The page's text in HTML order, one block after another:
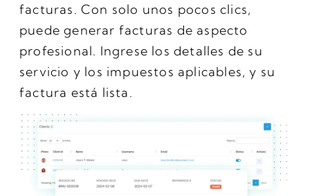
facturas. Con solo unos pocos clics,
puede generar facturas de aspecto
profesional. Ingrese los detalles de su
servicio y los impuestos aplicables, y su
factura está lista.